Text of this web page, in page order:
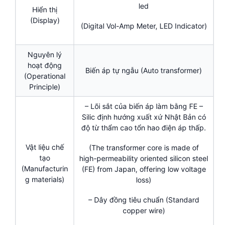
Hiển thị
(Display)
led
(Digital Vol-Amp Meter, LED Indicator)
Nguyên lý
hoạt động
(Operational
Principle)
Biến áp tự ngẫu (Auto transformer)
Vật liệu chế
tạo
(Manufacturin
g materials)
– Lõi sắt của biến áp làm bằng FE –
Silic định hướng xuất xứ Nhật Bản có
độ từ thẩm cao tổn hao điện áp thấp.
(The transformer core is made of
high-permeability oriented silicon steel
(FE) from Japan, offering low voltage
loss)
– Dây đồng tiêu chuẩn (Standard
copper wire)